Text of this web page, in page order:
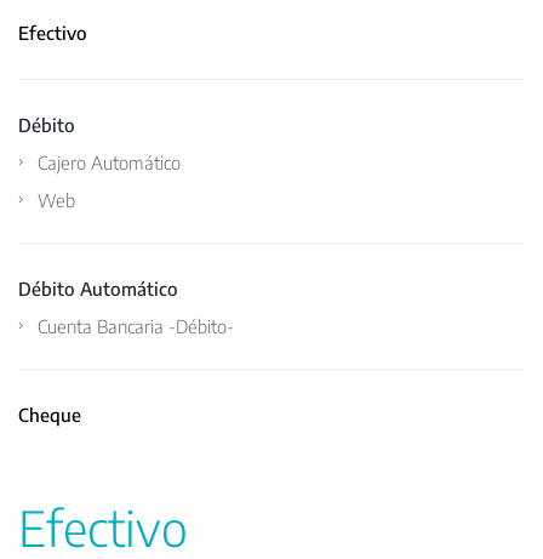
Efectivo
Débito
Cajero Automático
Web
Débito Automático
Cuenta Bancaria -Débito-
Cheque
Efectivo